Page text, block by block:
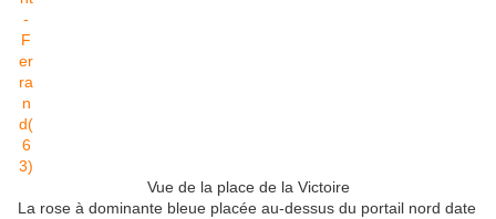
Vue de la place de la Victoire
La rose à dominante bleue placée au-dessus du portail nord date